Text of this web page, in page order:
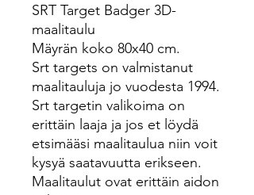
SRT Target Badger 3D-
maalitaulu
Mäyrän koko 80x40 cm.
Srt targets on valmistanut
maalitauluja jo vuodesta 1994.
Srt targetin valikoima on
erittäin laaja ja jos et löydä
etsimääsi maalitaulua niin voit
kysyä saatavuutta erikseen.
Maalitaulut ovat erittäin aidon